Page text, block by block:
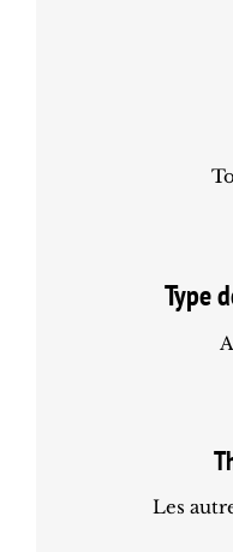
Type
Les